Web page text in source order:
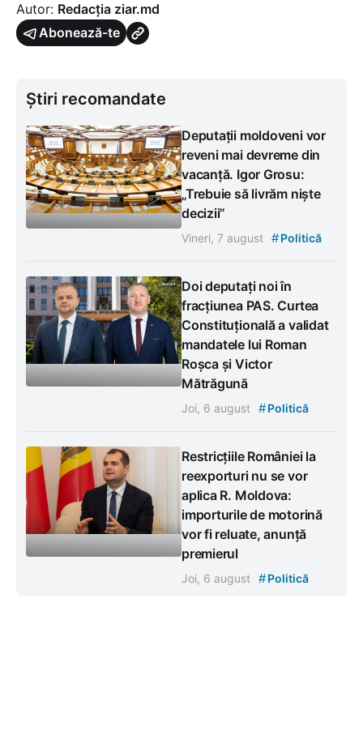
Autor: Redacția ziar.md
Abonează-te
Știri recomandate
Deputații moldoveni vor
reveni mai devreme din
vacanță. Igor Grosu:
„Trebuie să livrăm niște
decizii”
Vineri, 7 august #Politică
Doi deputați noi în
fracțiunea PAS. Curtea
Constituțională a validat
mandatele lui Roman
Roșca și Victor
Mătrăgună
Joi, 6 august #Politică
Restricțiile României la
reexporturi nu se vor
aplica R. Moldova:
importurile de motorină
vor fi reluate, anunță
premierul
Joi, 6 august #Politică